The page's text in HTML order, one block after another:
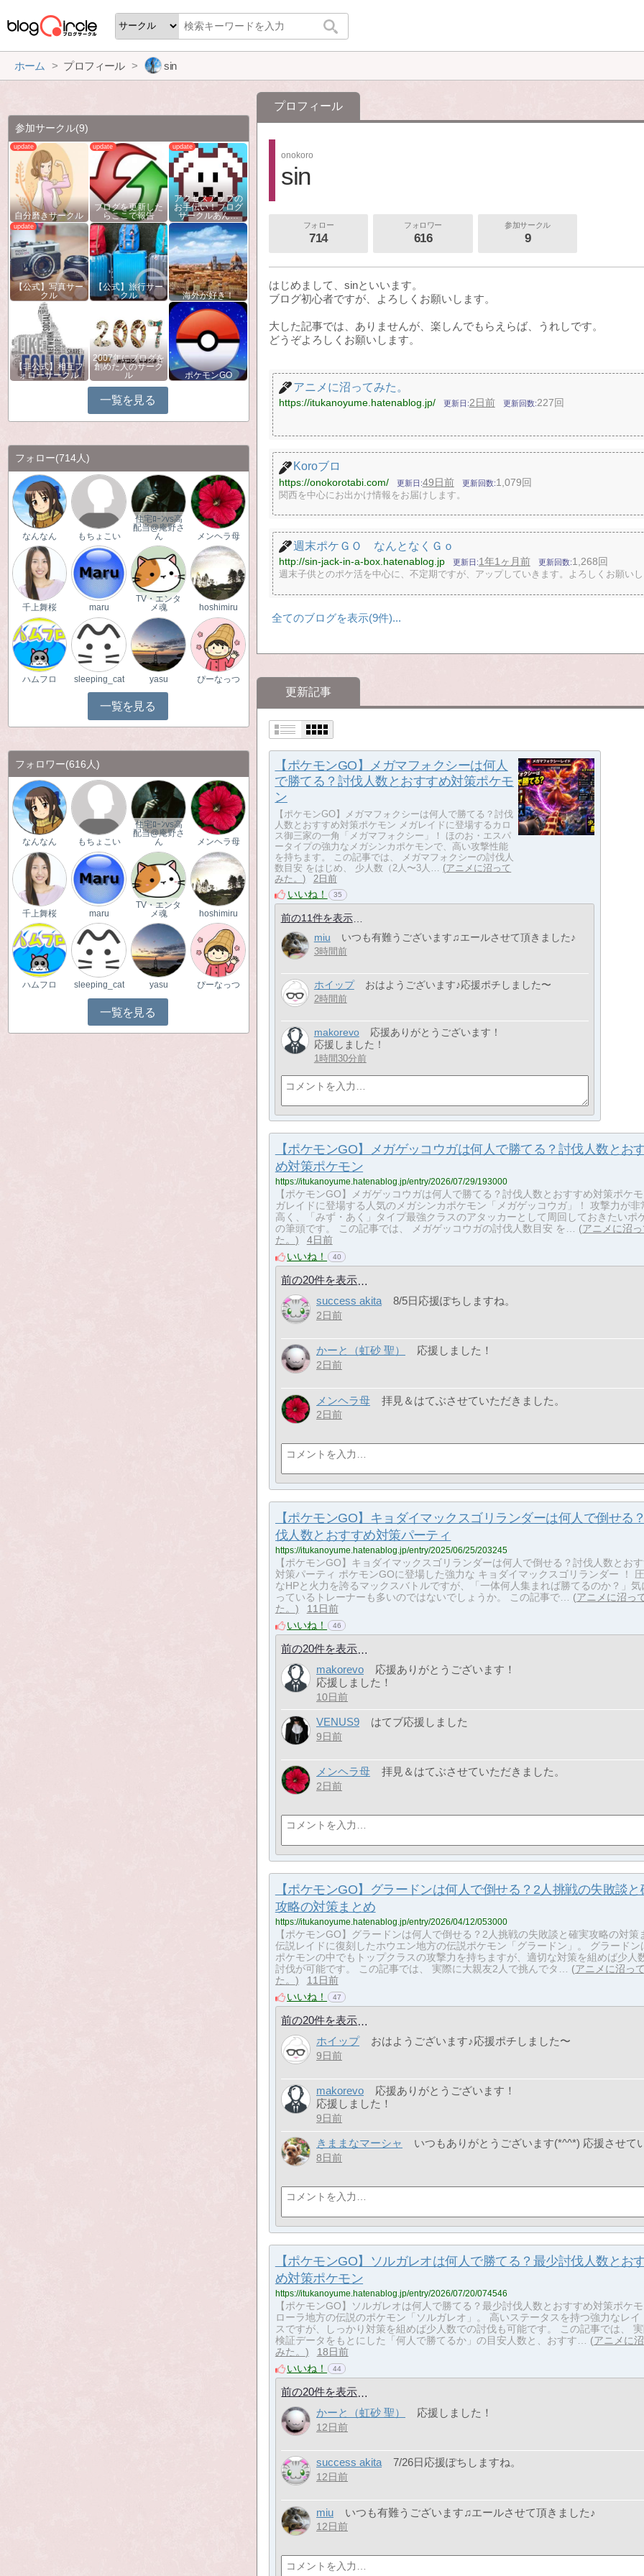
ホーム プロフィール sin
プロフィール
onokoro
sin
フォロー
714
フォロワー
616
参加サークル
9
はじめまして、sinといいます。
ブログ初心者ですが、よろしくお願いします。
大した記事では、ありませんが、楽しんでもらえらば、うれしです。
どうぞよろしくお願いします。
アニメに沼ってみた。
https://itukanoyume.hatenablog.jp/ 更新日 2日前 更新回数 227回
Koroブロ
https://onokorotabi.com/ 更新日 49日前 更新回数 1,079回
関西を中心にお出かけ情報をお届けします。
週末ポケＧＯ なんとなくＧｏ
http://sin-jack-in-a-box.hatenablog.jp 更新日 1年1ヶ月前 更新回数 1,268回
週末子供とのポケ活を中心に、不定期ですが、アップしていきます。よろしくお願い
全てのブログを表示 9 ...
更新記事
【ポケモンGO】メガマフォクシーは何人
で勝てる？討伐人数とおすすめ対策ポケモ
ン
【ポケモンGO】メガマフォクシーは何人で勝てる？討伐
人数とおすすめ対策ポケモン メガレイドに登場するカロ
ス御三家の一角「メガマフォクシー」！ ほのお・エスパ
ータイプの強力なメガシンカポケモンで、高い攻撃性能
を持ちます。 この記事では、 メガマフォクシーの討伐人
数目安 をはじめ、 少人数（2人〜3人…
アニメに沼って
みた。
2日前
いいね！ 35
前の11件を表示
miu
いつも有難うございます♫エールさせて頂きました♪
3時間前
ホイップ おはようございます♪応援ポチしました〜
2時間前
makorevo
応援ありがとうございます！
応援しました！
1時間30分前
【ポケモンGO】メガゲッコウガは何人で勝てる？討伐人数とお
め対策ポケモン
https://itukanoyume.hatenablog.jp/entry/2026/07/29/193000
【ポケモンGO】メガゲッコウガは何人で勝てる？討伐人数とおすすめ対策ポケ
ガレイドに登場する人気のメガシンカポケモン「メガゲッコウガ」！ 攻撃力が非
高く、「みず・あく」タイプ最強クラスのアタッカーとして周回しておきたいポ
の筆頭です。 この記事では、 メガゲッコウガの討伐人数目安 を…
アニメに沼
た。
4日前
いいね！
40
前の20件を表示
success akita
8/5日応援ぽちしますね。
2日前
かーと（虹砂 聖） 応援しました！
2日前
メンヘラ母 拝見＆はてぶさせていただきました。
2日前
【ポケモンGO】キョダイマックスゴリランダーは何人で倒せる
伐人数とおすすめ対策パーティ
https://itukanoyume.hatenablog.jp/entry/2025/06/25/203245
【ポケモンGO】キョダイマックスゴリランダーは何人で倒せる？討伐人数とお
対策パーティ ポケモンGOに登場した強力な キョダイマックスゴリランダー ！
なHPと火力を誇るマックスバトルですが、「一体何人集まれば勝てるのか？」気
っているトレーナーも多いのではないでしょうか。 この記事で…
アニメに沼っ
た。
11日前
いいね！
46
前の20件を表示
makorevo
応援ありがとうございます！
応援しました！
10日前
VENUS9 はてブ応援しました
9日前
メンヘラ母 拝見＆はてぶさせていただきました。
2日前
【ポケモンGO】グラードンは何人で倒せる？2人挑戦の失敗談と
攻略の対策まとめ
https://itukanoyume.hatenablog.jp/entry/2026/04/12/053000
【ポケモンGO】グラードンは何人で倒せる？2人挑戦の失敗談と確実攻略の対策
伝説レイドに復刻したホウエン地方の伝説ポケモン「グラードン」。 グラードン
ポケモンの中でもトップクラスの攻撃力を持ちますが、適切な対策を組めば少人
討伐が可能です。 この記事では、 実際に大親友2人で挑んでタ…
アニメに沼っ
た。
11日前
いいね！
47
前の20件を表示
ホイップ
おはようございます♪応援ポチしました〜
9日前
makorevo
応援ありがとうございます！
応援しました！
9日前
きままなマーシャ いつもありがとうございます(*^^*) 応援させて
8日前
【ポケモンGO】ソルガレオは何人で勝てる？最少討伐人数とお
め対策ポケモン
https://itukanoyume.hatenablog.jp/entry/2026/07/20/074546
【ポケモンGO】ソルガレオは何人で勝てる？最少討伐人数とおすすめ対策ポケ
ローラ地方の伝説のポケモン「ソルガレオ」。 高いステータスを持つ強力なレイ
スですが、しっかり対策を組めば少人数での討伐も可能です。 この記事では、
検証データをもとにした「何人で勝てるか」の目安人数と、おすす…
アニメに
みた。
18日前
いいね！
44
前の20件を表示
かーと（虹砂 聖）
応援しました！
12日前
success akita 7/26日応援ぽちしますね。
12日前
miu いつも有難うございます♫エールさせて頂きました♪
12日前
参加サークル(9)
自分磨きサークル
ブログを更新した
らここで報告
アクセスアップの
お手伝い！ブログ
サークルあん…
【公式】写真サー
クル
【公式】旅行サー
クル
海外が好き！
【非公式】相互フ
ォローサークル
2007年にブログを
創めた人のサーク
ル
ポケモンGO
一覧を見る
フォロー(714人)
なんなん もちょこい
住宅ﾛｰﾝvs高
配当@庵野さ
ん
メンヘラ母
千上舞桜 maru
TV・エンタ
メ魂
hoshimiru
ハムフロ sleeping_cat yasu ぴーなっつ
一覧を見る
フォロワー(616人)
なんなん もちょこい
住宅ﾛｰﾝvs高
配当@庵野さ
ん
メンヘラ母
千上舞桜 maru
TV・エンタ
メ魂
hoshimiru
ハムフロ sleeping_cat yasu ぴーなっつ
一覧を見る